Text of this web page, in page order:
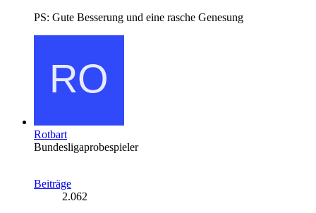
PS: Gute Besserung und eine rasche Genesung
Rotbart
Bundesligaprobespieler
Beiträge
2.062